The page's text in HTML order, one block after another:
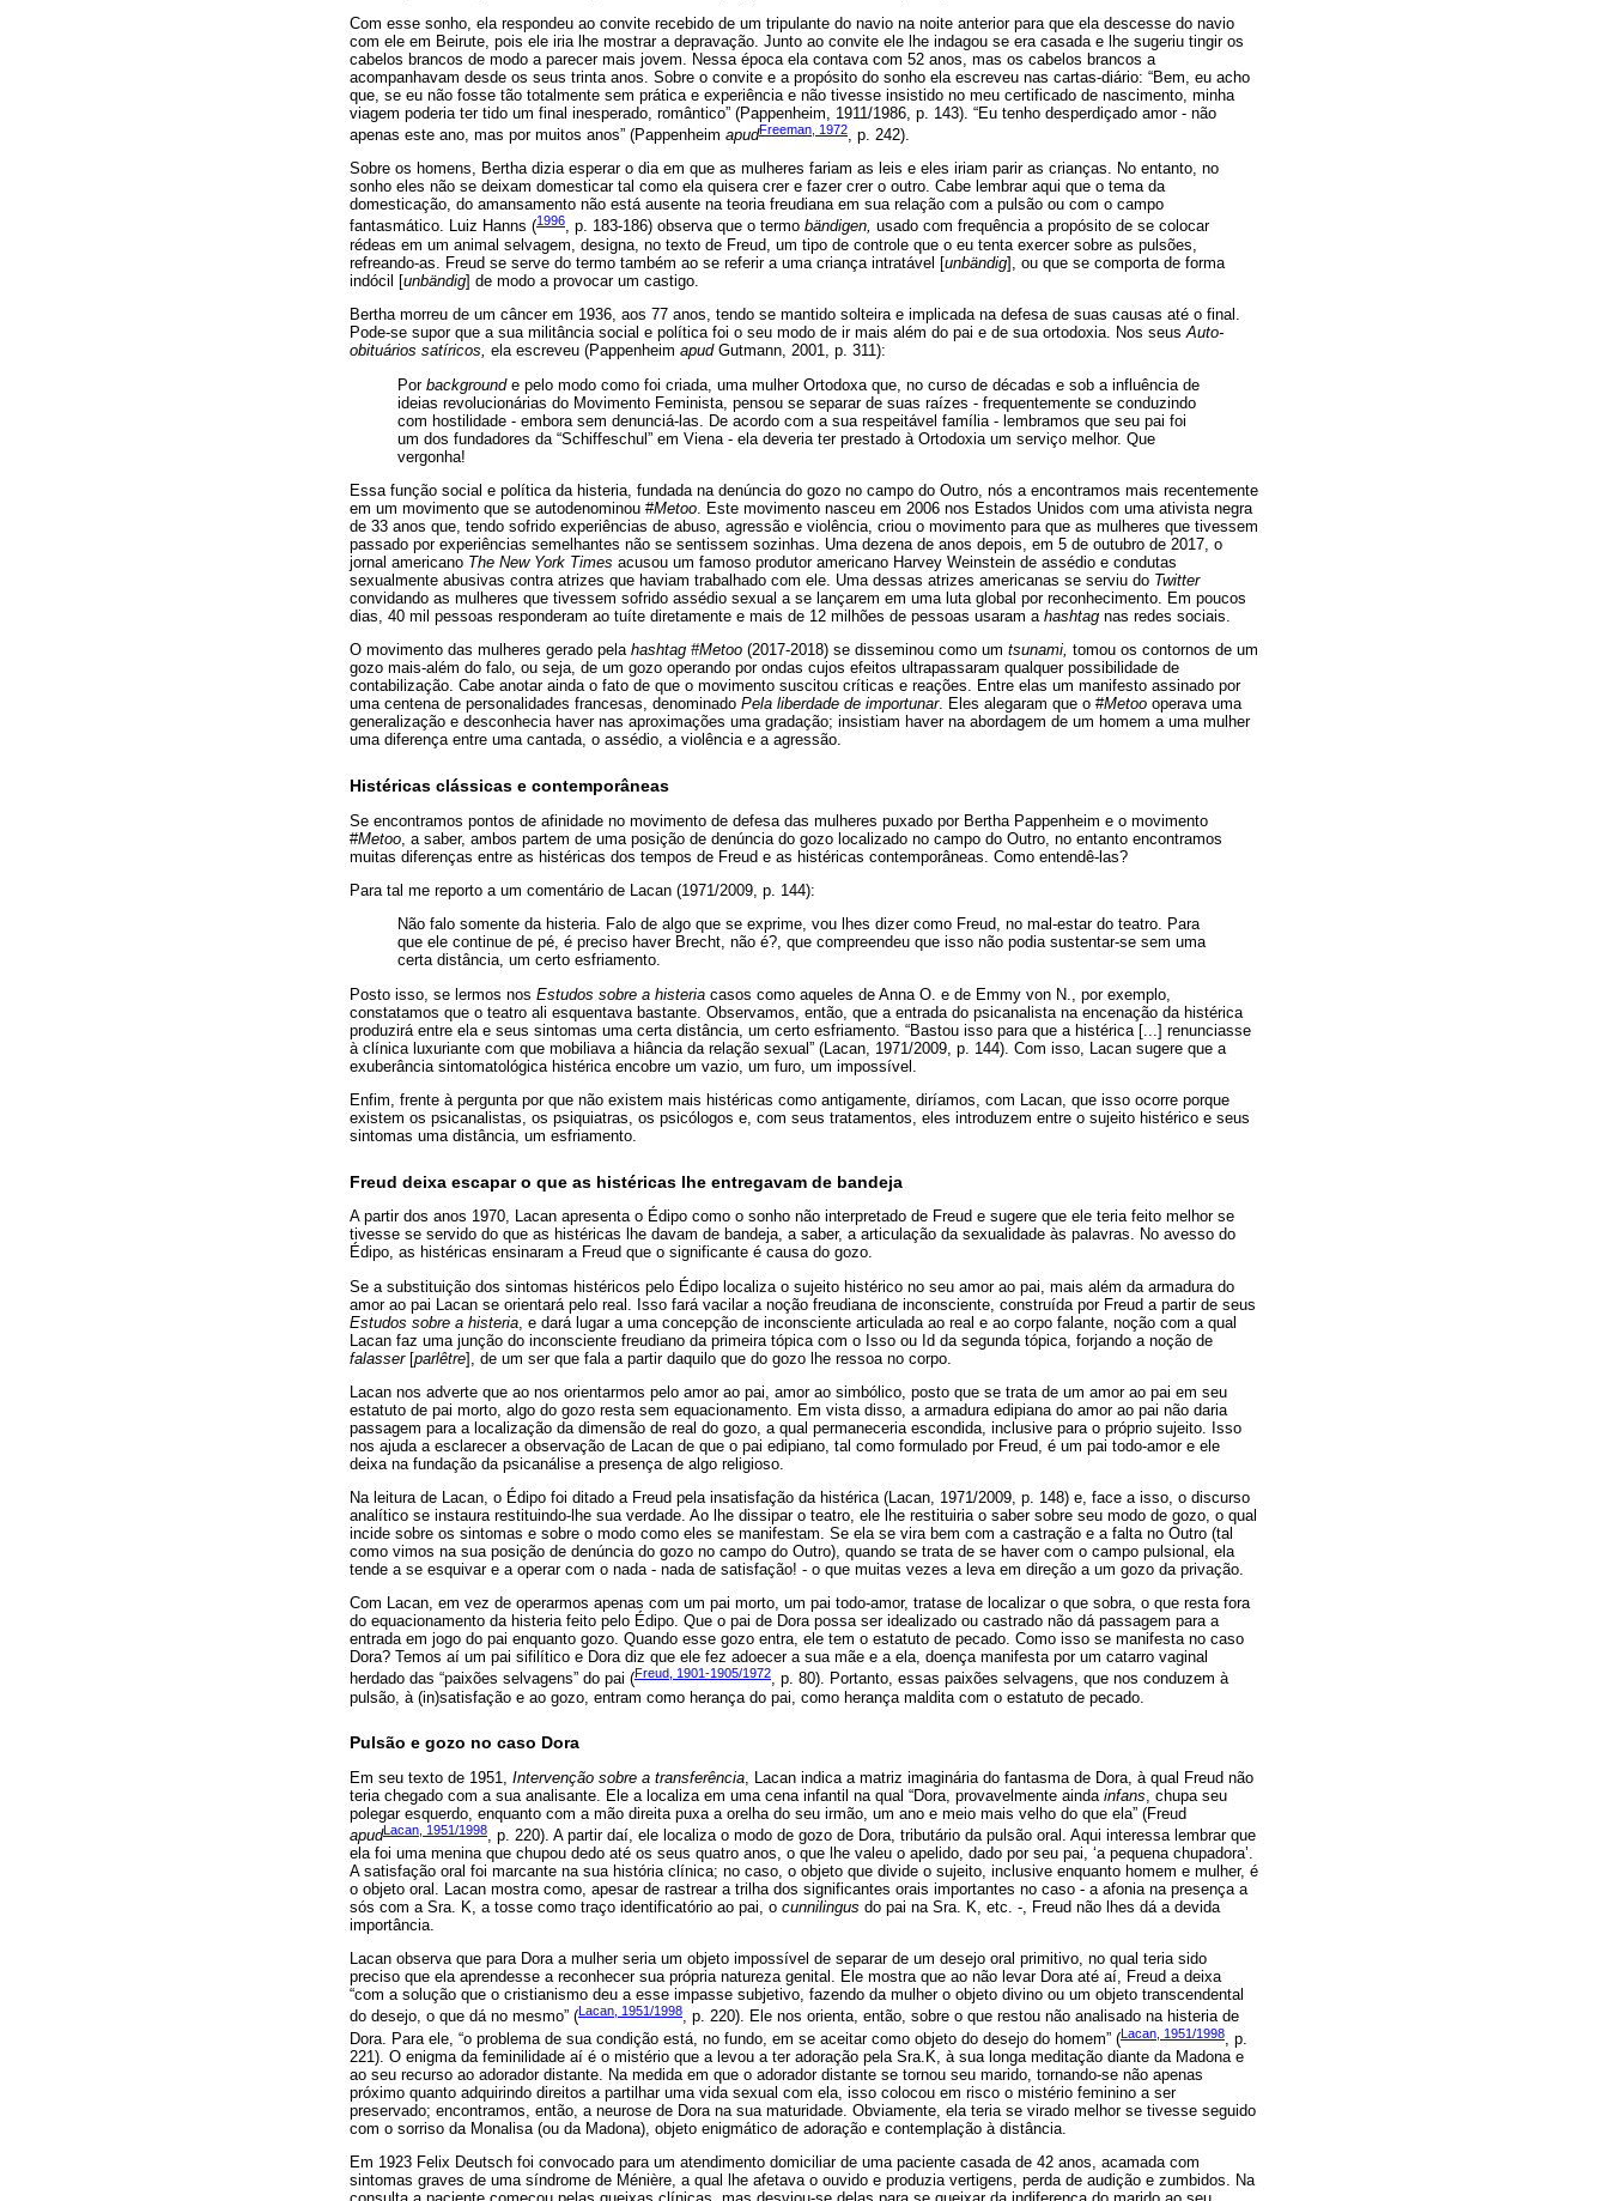
Com esse sonho, ela respondeu ao convite recebido de um tripulante do navio na noite anterior para que ela descesse do navio
com ele em Beirute, pois ele iria lhe mostrar a depravação. Junto ao convite ele lhe indagou se era casada e lhe sugeriu tingir os
cabelos brancos de modo a parecer mais jovem. Nessa época ela contava com 52 anos, mas os cabelos brancos a
acompanhavam desde os seus trinta anos. Sobre o convite e a propósito do sonho ela escreveu nas cartas-diário: “Bem, eu acho
que, se eu não fosse tão totalmente sem prática e experiência e não tivesse insistido no meu certificado de nascimento, minha
viagem poderia ter tido um final inesperado, romântico” (Pappenheim, 1911/1986, p. 143). “Eu tenho desperdiçado amor - não
apenas este ano, mas por muitos anos” (Pappenheim apudFreeman, 1972, p. 242).
Sobre os homens, Bertha dizia esperar o dia em que as mulheres fariam as leis e eles iriam parir as crianças. No entanto, no
sonho eles não se deixam domesticar tal como ela quisera crer e fazer crer o outro. Cabe lembrar aqui que o tema da
domesticação, do amansamento não está ausente na teoria freudiana em sua relação com a pulsão ou com o campo
fantasmático. Luiz Hanns (1996, p. 183-186) observa que o termo bändigen, usado com frequência a propósito de se colocar
rédeas em um animal selvagem, designa, no texto de Freud, um tipo de controle que o eu tenta exercer sobre as pulsões,
refreando-as. Freud se serve do termo também ao se referir a uma criança intratável [unbändig], ou que se comporta de forma
indócil [unbändig] de modo a provocar um castigo.
Bertha morreu de um câncer em 1936, aos 77 anos, tendo se mantido solteira e implicada na defesa de suas causas até o final.
Pode-se supor que a sua militância social e política foi o seu modo de ir mais além do pai e de sua ortodoxia. Nos seusAuto-
obituários satíricos, ela escreveu (Pappenheim apudGutmann, 2001, p. 311):
Por backgrounde pelo modo como foi criada, uma mulher Ortodoxa que, no curso de décadas e sob a influência de
ideias revolucionárias do Movimento Feminista, pensou se separar de suas raízes - frequentemente se conduzindo
com hostilidade - embora sem denunciá-las. De acordo com a sua respeitável família - lembramos que seu pai foi
um dos fundadores da “Schiffeschul” em Viena - ela deveria ter prestado à Ortodoxia um serviço melhor. Que
vergonha!
Essa função social e política da histeria, fundada na denúncia do gozo no campo do Outro, nós a encontramos mais recentemente
em um movimento que se autodenominou #Metoo. Este movimento nasceu em 2006 nos Estados Unidos com uma ativista negra
de 33 anos que, tendo sofrido experiências de abuso, agressão e violência, criou o movimento para que as mulheres que tivessem
passado por experiências semelhantes não se sentissem sozinhas. Uma dezena de anos depois, em 5 de outubro de 2017, o
jornal americano The New York Times acusou um famoso produtor americano Harvey Weinstein de assédio e condutas
sexualmente abusivas contra atrizes que haviam trabalhado com ele. Uma dessas atrizes americanas se serviu do Twitter
convidando as mulheres que tivessem sofrido assédio sexual a se lançarem em uma luta global por reconhecimento. Em poucos
dias, 40 mil pessoas responderam ao tuíte diretamente e mais de 12 milhões de pessoas usaram a hashtag nas redes sociais.
O movimento das mulheres gerado pela hashtag #Metoo (2017-2018) se disseminou como um tsunami, tomou os contornos de um
gozo mais-além do falo, ou seja, de um gozo operando por ondas cujos efeitos ultrapassaram qualquer possibilidade de
contabilização. Cabe anotar ainda o fato de que o movimento suscitou críticas e reações. Entre elas um manifesto assinado por
uma centena de personalidades francesas, denominado Pela liberdade de importunar. Eles alegaram que o #Metoo operava uma
generalização e desconhecia haver nas aproximações uma gradação; insistiam haver na abordagem de um homem a uma mulher
uma diferença entre uma cantada, o assédio, a violência e a agressão.
Histéricas clássicas e contemporâneas
Se encontramos pontos de afinidade no movimento de defesa das mulheres puxado por Bertha Pappenheim e o movimento
#Metoo , a saber, ambos partem de uma posição de denúncia do gozo localizado no campo do Outro, no entanto encontramos
muitas diferenças entre as histéricas dos tempos de Freud e as histéricas contemporâneas. Como entendê-las?
Para tal me reporto a um comentário de Lacan (1971/2009, p. 144):
Não falo somente da histeria. Falo de algo que se exprime, vou lhes dizer como Freud, no mal-estar do teatro. Para
que ele continue de pé, é preciso haver Brecht, não é?, que compreendeu que isso não podia sustentar-se sem uma
certa distância, um certo esfriamento.
Posto isso, se lermos nos Estudos sobre a histeria casos como aqueles de Anna O. e de Emmy von N., por exemplo,
constatamos que o teatro ali esquentava bastante. Observamos, então, que a entrada do psicanalista na encenação da histérica
produzirá entre ela e seus sintomas uma certa distância, um certo esfriamento. “Bastou isso para que a histérica [...] renunciasse
à clínica luxuriante com que mobiliava a hiância da relação sexual” (Lacan, 1971/2009, p. 144). Com isso, Lacan sugere que a
exuberância sintomatológica histérica encobre um vazio, um furo, um impossível.
Enfim, frente à pergunta por que não existem mais histéricas como antigamente, diríamos, com Lacan, que isso ocorre porque
existem os psicanalistas, os psiquiatras, os psicólogos e, com seus tratamentos, eles introduzem entre o sujeito histérico e seus
sintomas uma distância, um esfriamento.
Freud deixa escapar o que as histéricas lhe entregavam de bandeja
A partir dos anos 1970, Lacan apresenta o Édipo como o sonho não interpretado de Freud e sugere que ele teria feito melhor se
tivesse se servido do que as histéricas lhe davam de bandeja, a saber, a articulação da sexualidade às palavras. No avesso do
Édipo, as histéricas ensinaram a Freud que o significante é causa do gozo.
Se a substituição dos sintomas histéricos pelo Édipo localiza o sujeito histérico no seu amor ao pai, mais além da armadura do
amor ao pai Lacan se orientará pelo real. Isso fará vacilar a noção freudiana de inconsciente, construída por Freud a partir de seus
Estudos sobre a histeria , e dará lugar a uma concepção de inconsciente articulada ao real e ao corpo falante, noção com a qual
Lacan faz uma junção do inconsciente freudiano da primeira tópica com o Isso ou Id da segunda tópica, forjando a noção de
falasser[parlêtre], de um ser que fala a partir daquilo que do gozo lhe ressoa no corpo.
Lacan nos adverte que ao nos orientarmos pelo amor ao pai, amor ao simbólico, posto que se trata de um amor ao pai em seu
estatuto de pai morto, algo do gozo resta sem equacionamento. Em vista disso, a armadura edipiana do amor ao pai não daria
passagem para a localização da dimensão de real do gozo, a qual permaneceria escondida, inclusive para o próprio sujeito. Isso
nos ajuda a esclarecer a observação de Lacan de que o pai edipiano, tal como formulado por Freud, é um pai todo-amor e ele
deixa na fundação da psicanálise a presença de algo religioso.
Na leitura de Lacan, o Édipo foi ditado a Freud pela insatisfação da histérica (Lacan, 1971/2009, p. 148) e, face a isso, o discurso
analítico se instaura restituindo-lhe sua verdade. Ao lhe dissipar o teatro, ele lhe restituiria o saber sobre seu modo de gozo, o qual
incide sobre os sintomas e sobre o modo como eles se manifestam. Se ela se vira bem com a castração e a falta no Outro (tal
como vimos na sua posição de denúncia do gozo no campo do Outro), quando se trata de se haver com o campo pulsional, ela
tende a se esquivar e a operar com o nada - nada de satisfação! - o que muitas vezes a leva em direção a um gozo da privação.
Com Lacan, em vez de operarmos apenas com um pai morto, um pai todo-amor, tratase de localizar o que sobra, o que resta fora
do equacionamento da histeria feito pelo Édipo. Que o pai de Dora possa ser idealizado ou castrado não dá passagem para a
entrada em jogo do pai enquanto gozo. Quando esse gozo entra, ele tem o estatuto de pecado. Como isso se manifesta no caso
Dora? Temos aí um pai sifilítico e Dora diz que ele fez adoecer a sua mãe e a ela, doença manifesta por um catarro vaginal
herdado das “paixões selvagens” do pai (Freud, 1901-1905/1972, p. 80). Portanto, essas paixões selvagens, que nos conduzem à
pulsão, à (in)satisfação e ao gozo, entram como herança do pai, como herança maldita com o estatuto de pecado.
Pulsão e gozo no caso Dora
Em seu texto de 1951, Intervenção sobre a transferência , Lacan indica a matriz imaginária do fantasma de Dora, à qual Freud não
teria chegado com a sua analisante. Ele a localiza em uma cena infantil na qual “Dora, provavelmente ainda infans , chupa seu
polegar esquerdo, enquanto com a mão direita puxa a orelha do seu irmão, um ano e meio mais velho do que ela” (Freud
apudLacan, 1951/1998, p. 220). A partir daí, ele localiza o modo de gozo de Dora, tributário da pulsão oral. Aqui interessa lembrar que
ela foi uma menina que chupou dedo até os seus quatro anos, o que lhe valeu o apelido, dado por seu pai, ‘a pequena chupadora’.
A satisfação oral foi marcante na sua história clínica; no caso, o objeto que divide o sujeito, inclusive enquanto homem e mulher, é
o objeto oral. Lacan mostra como, apesar de rastrear a trilha dos significantes orais importantes no caso - a afonia na presença a
sós com a Sra. K, a tosse como traço identificatório ao pai, o cunnilingus do pai na Sra. K, etc. -, Freud não lhes dá a devida
importância.
Lacan observa que para Dora a mulher seria um objeto impossível de separar de um desejo oral primitivo, no qual teria sido
preciso que ela aprendesse a reconhecer sua própria natureza genital. Ele mostra que ao não levar Dora até aí, Freud a deixa
“com a solução que o cristianismo deu a esse impasse subjetivo, fazendo da mulher o objeto divino ou um objeto transcendental
do desejo, o que dá no mesmo” ( Lacan, 1951/1998, p. 220). Ele nos orienta, então, sobre o que restou não analisado na histeria de
Dora. Para ele, “o problema de sua condição está, no fundo, em se aceitar como objeto do desejo do homem” (Lacan, 1951/1998, p.
221). O enigma da feminilidade aí é o mistério que a levou a ter adoração pela Sra.K, à sua longa meditação diante da Madona e
ao seu recurso ao adorador distante. Na medida em que o adorador distante se tornou seu marido, tornando-se não apenas
próximo quanto adquirindo direitos a partilhar uma vida sexual com ela, isso colocou em risco o mistério feminino a ser
preservado; encontramos, então, a neurose de Dora na sua maturidade. Obviamente, ela teria se virado melhor se tivesse seguido
com o sorriso da Monalisa (ou da Madona), objeto enigmático de adoração e contemplação à distância.
Em 1923 Felix Deutsch foi convocado para um atendimento domiciliar de uma paciente casada de 42 anos, acamada com
sintomas graves de uma síndrome de Ménière, a qual lhe afetava o ouvido e produzia vertigens, perda de audição e zumbidos. Na